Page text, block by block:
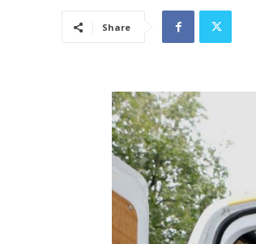
Share